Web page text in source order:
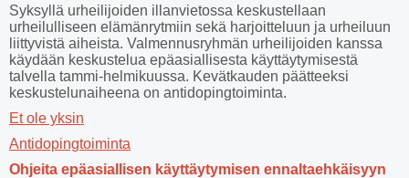
Syksyllä urheilijoiden illanvietossa keskustellaan
urheilulliseen elämänrytmiin sekä harjoitteluun ja urheiluun
liittyvistä aiheista. Valmennusryhmän urheilijoiden kanssa
käydään keskustelua epäasiallisesta käyttäytymisestä
talvella tammi-helmikuussa. Kevätkauden päätteeksi
keskustelunaiheena on antidopingtoiminta.
Et ole yksin
Antidopingtoiminta
Ohjeita epäasiallisen käyttäytymisen ennaltaehkäisyyn